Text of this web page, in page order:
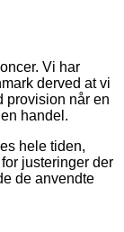
Vi har
derved at vi
provision når en
handel.
hele tiden,
justeringer der
de anvendte